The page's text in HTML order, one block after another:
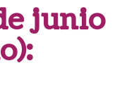
junio